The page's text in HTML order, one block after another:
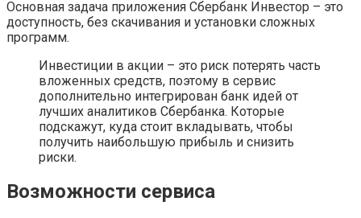
Основная задача приложения Сбербанк Инвестор – это
доступность, без скачивания и установки сложных
программ.
Инвестиции в акции – это риск потерять часть
вложенных средств, поэтому в сервис
дополнительно интегрирован банк идей от
лучших аналитиков Сбербанка. Которые
подскажут, куда стоит вкладывать, чтобы
получить наибольшую прибыль и снизить
риски.
Возможности сервиса